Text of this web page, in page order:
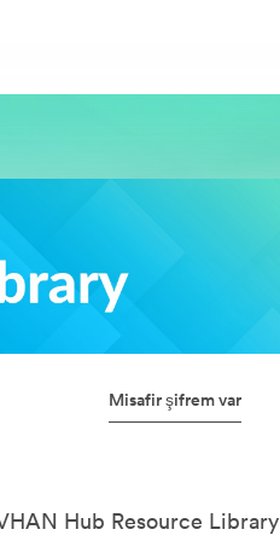
Misafir şifrem var
Hub Resource Library